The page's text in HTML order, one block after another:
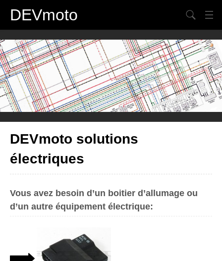
DEVmoto
Contact
Blog
Mon Compte
Panier
Plan du site
Chercher
DEVmoto solutions
électriques
Vous avez besoin d’un boitier d’allumage ou
d’un autre équipement électrique: